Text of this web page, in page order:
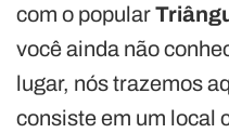
com o popular
você ainda não
lugar, nós trazemos
consiste em um local